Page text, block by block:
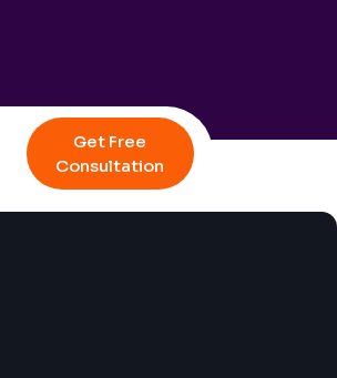
Get Free
Consultation